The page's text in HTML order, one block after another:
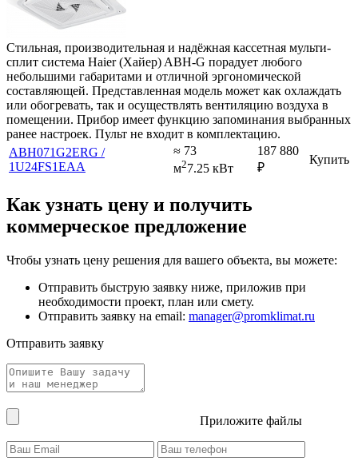
Стильная, производительная и надёжная кассетная мульти-
сплит система Haier (Хайер) ABH-G порадует любого
небольшими габаритами и отличной эргономической
составляющей. Представленная модель может как охлаждать
или обогревать, так и осуществлять вентиляцию воздуха в
помещении. Прибор имеет функцию запоминания выбранных
ранее настроек. Пульт не входит в комплектацию.
ABH071G2ERG /
1U24FS1EAA
≈ 73
м27.25 кВт
187 880
₽
Купить
Как узнать цену и получить
коммерческое предложение
Чтобы узнать цену решения для вашего объекта, вы можете:
Отправить быструю заявку ниже, приложив при
необходимости проект, план или смету.
Отправить заявку на email: manager@promklimat.ru
Отправить заявку
Приложите файлы